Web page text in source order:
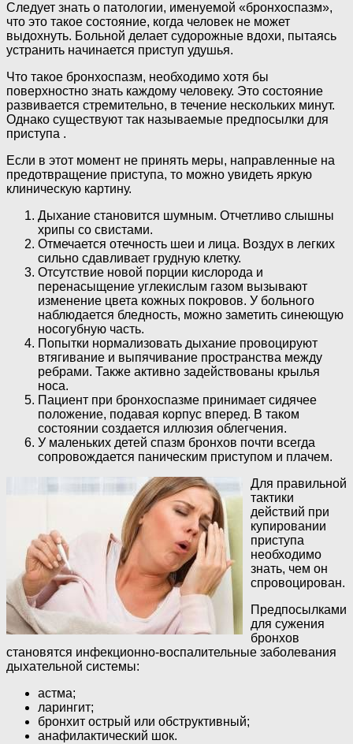
Следует знать о патологии, именуемой «бронхоспазм»,
что это такое состояние, когда человек не может
выдохнуть. Больной делает судорожные вдохи, пытаясь
устранить начинается приступ удушья.
Что такое бронхоспазм, необходимо хотя бы
поверхностно знать каждому человеку. Это состояние
развивается стремительно, в течение нескольких минут.
Однако существуют так называемые предпосылки для
приступа .
Если в этот момент не принять меры, направленные на
предотвращение приступа, то можно увидеть яркую
клиническую картину.
Дыхание становится шумным. Отчетливо слышны
хрипы со свистами.
Отмечается отечность шеи и лица. Воздух в легких
сильно сдавливает грудную клетку.
Отсутствие новой порции кислорода и
перенасыщение углекислым газом вызывают
изменение цвета кожных покровов. У больного
наблюдается бледность, можно заметить синеющую
носогубную часть.
Попытки нормализовать дыхание провоцируют
втягивание и выпячивание пространства между
ребрами. Также активно задействованы крылья
носа.
Пациент при бронхоспазме принимает сидячее
положение, подавая корпус вперед. В таком
состоянии создается иллюзия облегчения.
У маленьких детей спазм бронхов почти всегда
сопровождается паническим приступом и плачем.
Для правильной
тактики
действий при
купировании
приступа
необходимо
знать, чем он
спровоцирован.
Предпосылками
для сужения
бронхов
становятся инфекционно-воспалительные заболевания
дыхательной системы:
астма;
ларингит;
бронхит острый или обструктивный;
анафилактический шок.